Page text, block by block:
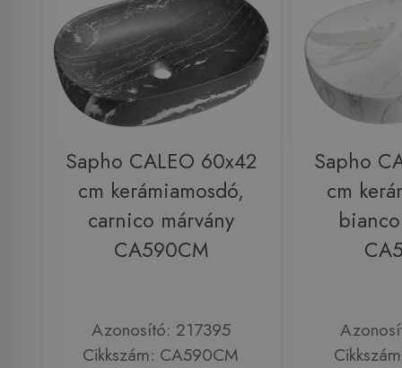
Sapho CALEO 60x42
cm kerámiamosdó,
carnico márvány
CA590CM
Azonosító: 217395
Cikkszám: CA590CM
Sapho
cm